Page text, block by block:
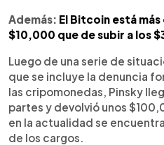
Además: El Bitcoin está
$10,000 que de subir a los
Luego de una serie de
que se incluye la denuncia
las cripomonedas, Pinsky
partes y devolvió unos
en la actualidad se
de los cargos.